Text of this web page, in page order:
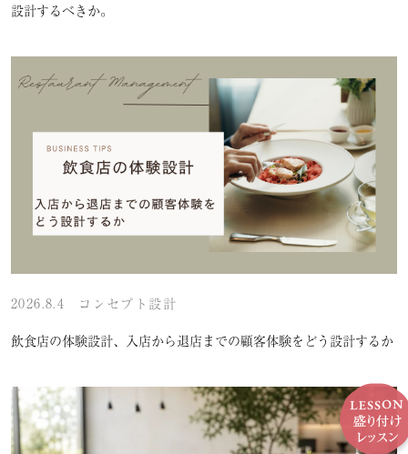
設計するべきか。
2026.8.4 コンセプト設計
飲食店の体験設計、入店から退店までの顧客体験をどう設計するか